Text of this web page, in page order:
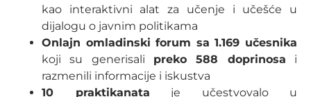
kao interaktivni alat za učenje i učešće u
dijalogu o javnim politikama
Onlajn omladinski forum sa 1.169 učesnika
koji su generisali preko 588 doprinosa i
razmenili informacije i iskustva
10 praktikanata je učestvovalo u